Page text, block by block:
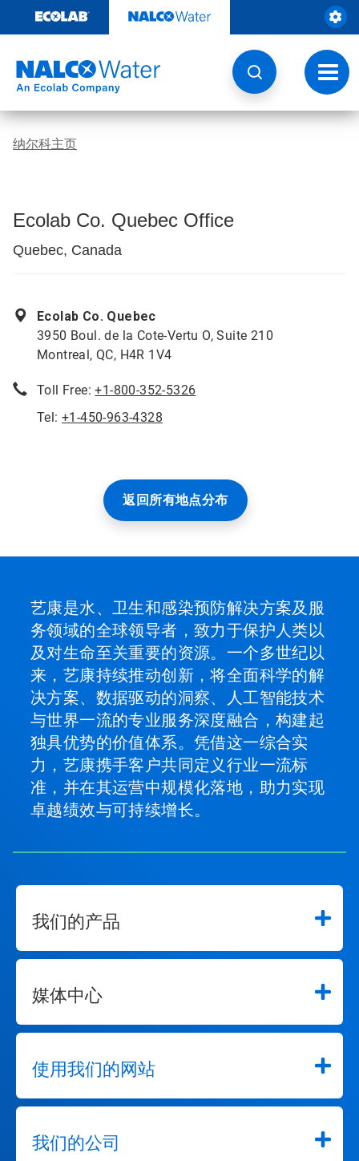
至
切
换
导
航
纳尔科主页
Ecolab Co. Quebec Office
Quebec, Canada
Ecolab Co. Quebec
3950 Boul. de la Cote-Vertu O, Suite 210
Montreal, QC, H4R 1V4
Toll Free:+1-800-352-5326
Tel: +1-450-963-4328
返回所有地点分布
艺康是水、卫生和感染预防解决方案及服
务领域的全球领导者，致力于保护人类以
及对生命至关重要的资源。一个多世纪以
来，艺康持续推动创新，将全面科学的解
决方案、数据驱动的洞察、人工智能技术
与世界一流的专业服务深度融合，构建起
独具优势的价值体系。凭借这一综合实
力，艺康携手客户共同定义行业一流标
准，并在其运营中规模化落地，助力实现
卓越绩效与可持续增长。
我们的产品
媒体中心
使用我们的网站
我们的公司